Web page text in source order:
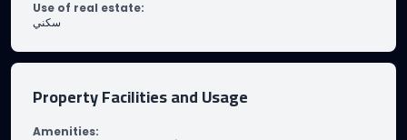
Use of real estate:
سكني
Property Facilities and Usage
Amenities: